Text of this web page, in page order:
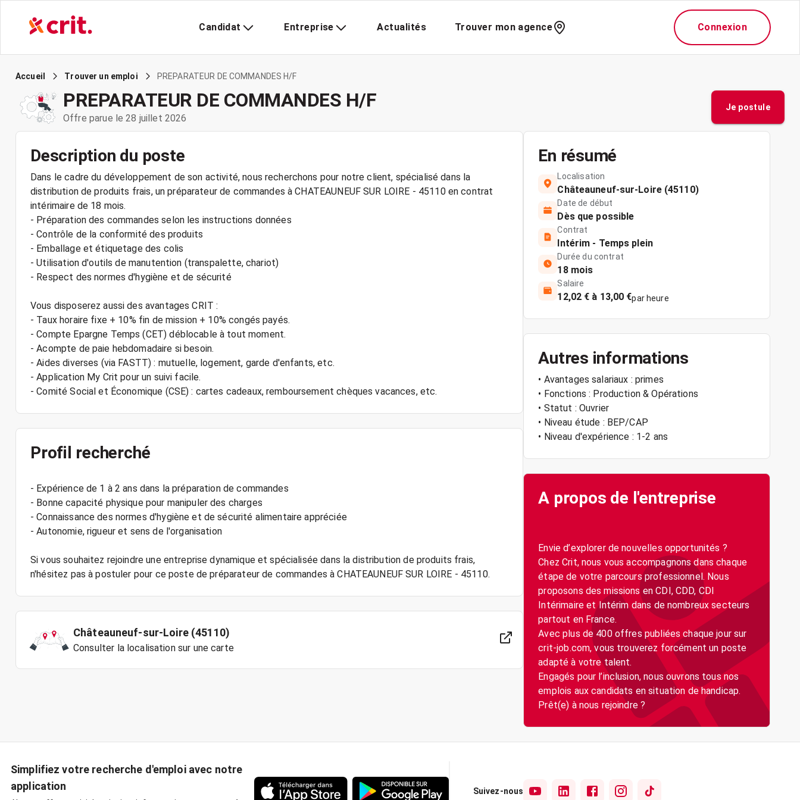
Candidat Entreprise Actualités Trouver mon agence Connexion
Accueil Trouver un emploi PREPARATEUR DE COMMANDES H/F
PREPARATEUR DE COMMANDES H/F
Offre parue le 28 juillet 2026
Je postule
Description du poste
Dans le cadre du développement de son activité, nous recherchons pour notre client, spécialisé dans la
distribution de produits frais, un préparateur de commandes à CHATEAUNEUF SUR LOIRE - 45110 en contrat
intérimaire de 18 mois.
- Préparation des commandes selon les instructions données
- Contrôle de la conformité des produits
- Emballage et étiquetage des colis
- Utilisation d'outils de manutention (transpalette, chariot)
- Respect des normes d'hygiène et de sécurité
Vous disposerez aussi des avantages CRIT :
- Taux horaire fixe + 10% fin de mission + 10% congés payés.
- Compte Epargne Temps (CET) déblocable à tout moment.
- Acompte de paie hebdomadaire si besoin.
- Aides diverses (via FASTT) : mutuelle, logement, garde d'enfants, etc.
- Application My Crit pour un suivi facile.
Profil recherché
- Expérience de 1 à 2 ans dans la préparation de commandes
- Bonne capacité physique pour manipuler des charges
- Connaissance des normes d'hygiène et de sécurité alimentaire appréciée
- Autonomie, rigueur et sens de l'organisation
Si vous souhaitez rejoindre une entreprise dynamique et spécialisée dans la distribution de produits frais,
Châteauneuf-sur-Loire (45110)
Consulter la localisation sur une carte
En résumé
Localisation
Châteauneuf-sur-Loire (45110)
Date de début
Dès que possible
Contrat
Intérim - Temps plein
Durée du contrat
18 mois
Salaire
12,02 € à 13,00 €par heure
Autres informations
• Avantages salariaux : primes
• Fonctions : Production & Opérations
• Statut : Ouvrier
• Niveau étude : BEP/CAP
• Niveau d'expérience : 1-2 ans
A propos de l'entreprise
Envie d’explorer de nouvelles opportunités ?
Chez Crit, nous vous accompagnons dans chaque
étape de votre parcours professionnel. Nous
proposons des missions en CDI, CDD, CDI
Intérimaire et Intérim dans de nombreux secteurs
partout en France.
Avec plus de 400 offres publiées chaque jour sur
crit-job.com, vous trouverez forcément un poste
adapté à votre talent.
Engagés pour l’inclusion, nous ouvrons tous nos
emplois aux candidats en situation de handicap.
Simplifiez votre recherche d'emploi avec notre
application
Suivez-nous